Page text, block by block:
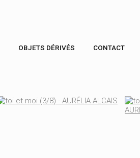
OBJETS DÉRIVÉS CONTACT